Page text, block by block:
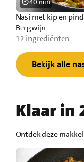
Nasi met kip en
Bergwijn
12 ingrediënten
40 min
Bekijk alle
Klaar in
Ontdek deze